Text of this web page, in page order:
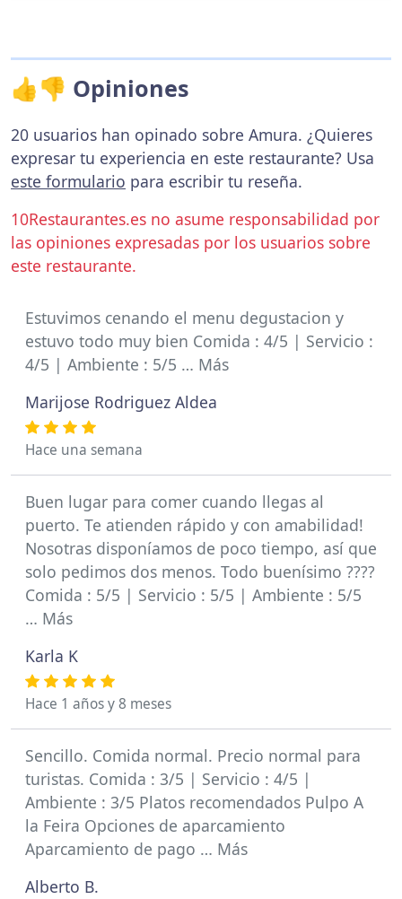
👍👎 Opiniones
20 usuarios han opinado sobre Amura. ¿Quieres
expresar tu experiencia en este restaurante? Usa
este formulario para escribir tu reseña.
10Restaurantes.es no asume responsabilidad por
las opiniones expresadas por los usuarios sobre
este restaurante.
Estuvimos cenando el menu degustacion y
estuvo todo muy bien Comida : 4/5 | Servicio :
4/5 | Ambiente : 5/5 … Más
Marijose Rodriguez Aldea
Hace una semana
Buen lugar para comer cuando llegas al
puerto. Te atienden rápido y con amabilidad!
Nosotras disponíamos de poco tiempo, así que
solo pedimos dos menos. Todo buenísimo ????
Comida : 5/5 | Servicio : 5/5 | Ambiente : 5/5
… Más
Karla K
Hace 1 años y 8 meses
Sencillo. Comida normal. Precio normal para
turistas. Comida : 3/5 | Servicio : 4/5 |
Ambiente : 3/5 Platos recomendados Pulpo A
la Feira Opciones de aparcamiento
Aparcamiento de pago … Más
Alberto B.